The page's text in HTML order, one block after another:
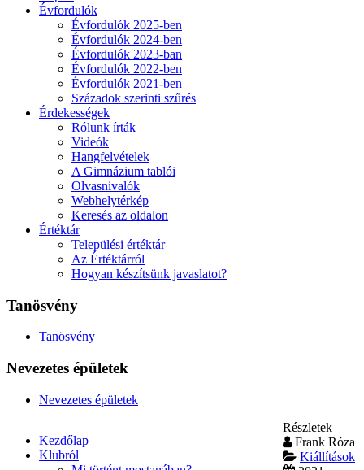
Évfordulók
Évfordulók 2025-ben
Évfordulók 2024-ben
Évfordulók 2023-ban
Évfordulók 2022-ben
Évfordulók 2021-ben
Századok szerinti szűrés
Érdekességek
Rólunk írták
Videók
Hangfelvételek
A Gimnázium tablói
Olvasnivalók
Webhelytérkép
Keresés az oldalon
Értéktár
Települési értéktár
Az Értéktárról
Hogyan készítsünk javaslatot?
Tanösvény
Tanösvény
Nevezetes épületek
Nevezetes épületek
Kezdőlap
Klubról
Részletek
Frank Róza
Kiállítások